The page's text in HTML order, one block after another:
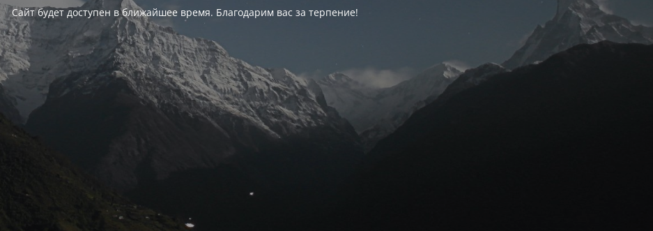
Сайт будет доступен в ближайшее время. Благодарим вас за терпение!